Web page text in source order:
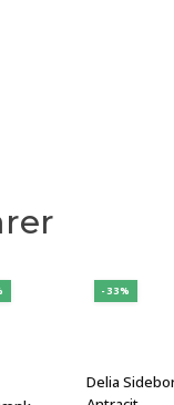
-33%
Delia